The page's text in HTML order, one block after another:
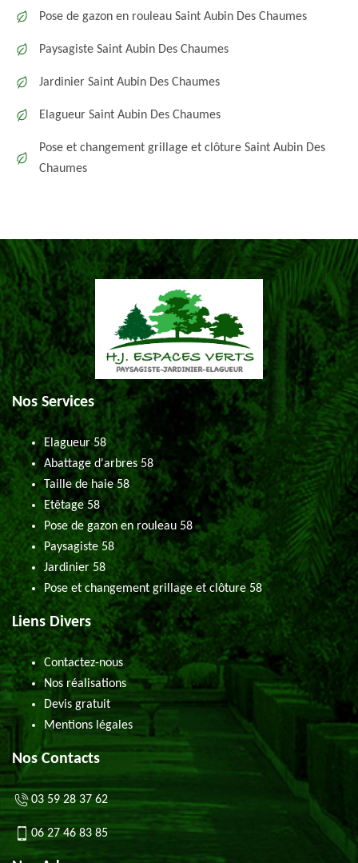
Pose de gazon en rouleau Saint Aubin Des Chaumes
Paysagiste Saint Aubin Des Chaumes
Jardinier Saint Aubin Des Chaumes
Elagueur Saint Aubin Des Chaumes
Pose et changement grillage et clôture Saint Aubin Des
Chaumes
Nos Services
Elagueur 58
Abattage d'arbres 58
Taille de haie 58
Etêtage 58
Pose de gazon en rouleau 58
Paysagiste 58
Jardinier 58
Pose et changement grillage et clôture 58
Liens Divers
Contactez-nous
Nos réalisations
Devis gratuit
Mentions légales
Nos Contacts
03 59 28 37 62
06 27 46 83 85